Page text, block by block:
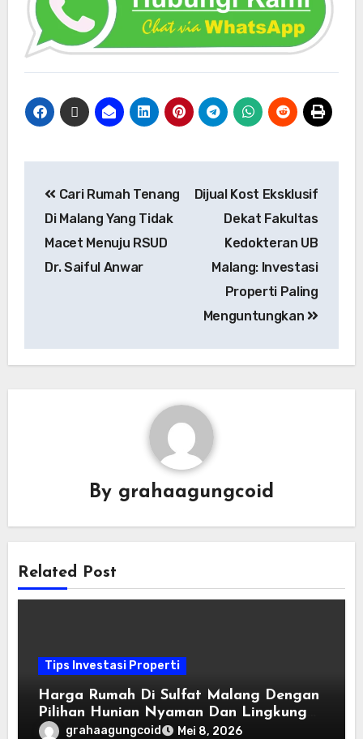
Cari Rumah Tenang
Di Malang Yang Tidak
Macet Menuju RSUD
Dr. Saiful Anwar
Dijual Kost Eksklusif
Dekat Fakultas
Kedokteran UB
Malang: Investasi
Properti Paling
Menguntungkan
By grahaagungcoid
Related Post
Tips Investasi Properti
Harga Rumah Di Sulfat Malang Dengan
Pilihan Hunian Nyaman Dan Lingkungan
Asrigrahaagungcoid Mei 8, 2026